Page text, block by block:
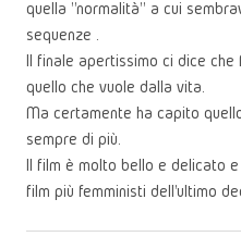
quella "normalità" a cui
sequenze .
Il finale apertissimo ci dice
quello che vuole dalla vita.
Ma certamente ha capito
sempre di più.
Il film è molto bello e delicato
film più femministi dell'ultimo